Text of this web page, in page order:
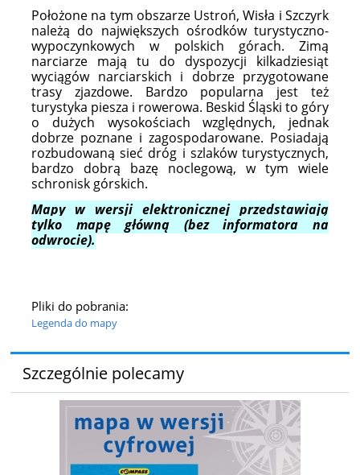
Położone na tym obszarze Ustroń, Wisła i Szczyrk
należą do największych ośrodków turystyczno-
wypoczynkowych w polskich górach. Zimą
narciarze mają tu do dyspozycji kilkadziesiąt
wyciągów narciarskich i dobrze przygotowane
trasy zjazdowe. Bardzo popularna jest też
turystyka piesza i rowerowa. Beskid Śląski to góry
o dużych wysokościach względnych, jednak
dobrze poznane i zagospodarowane. Posiadają
rozbudowaną sieć dróg i szlaków turystycznych,
bardzo dobrą bazę noclegową, w tym wiele
schronisk górskich.
Mapy w wersji elektronicznej przedstawiają
tylko mapę główną (bez informatora na
odwrocie).
Pliki do pobrania:
Legenda do mapy
Szczególnie polecamy